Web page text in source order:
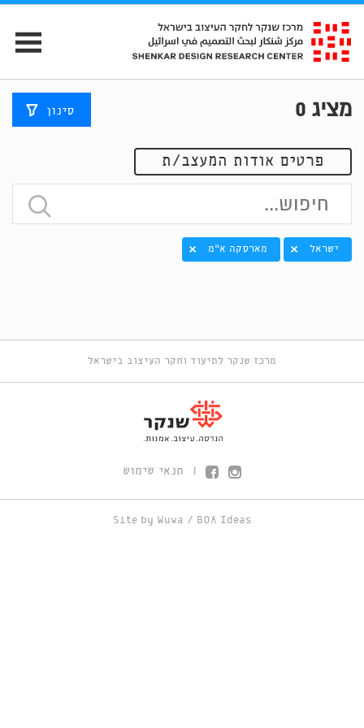
מציג 0 סינון
פרטים אודות המעצב/ת
ישראל מארסקה א"מ
מרכז שנקר לתיעוד וחקר העיצוב בישראל
תנאי שימוש
Site by Wuwa / BOA Ideas